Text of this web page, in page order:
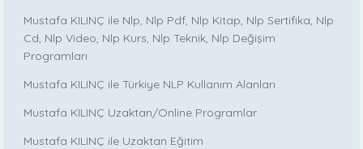
Mustafa KILINÇ ile Nlp, Nlp Pdf, Nlp Kitap, Nlp Sertifika, Nlp
Cd, Nlp Video, Nlp Kurs, Nlp Teknik, Nlp Değişim
Programları
Mustafa KILINÇ ile Türkiye NLP Kullanım Alanları
Mustafa KILINÇ Uzaktan/Online Programlar
Mustafa KILINÇ ile Uzaktan Eğitim